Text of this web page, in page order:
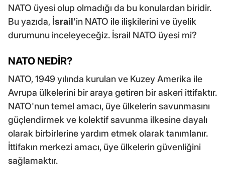
NATO üyesi olup olmadığı da bu konulardan biridir.
Bu yazıda, İsrail'in NATO ile ilişkilerini ve üyelik
durumunu inceleyeceğiz. İsrail NATO üyesi mi?
NATO NEDİR?
NATO, 1949 yılında kurulan ve Kuzey Amerika ile
Avrupa ülkelerini bir araya getiren bir askeri ittifaktır.
NATO'nun temel amacı, üye ülkelerin savunmasını
güçlendirmek ve kolektif savunma ilkesine dayalı
olarak birbirlerine yardım etmek olarak tanımlanır.
İttifakın merkezi amacı, üye ülkelerin güvenliğini
sağlamaktır.